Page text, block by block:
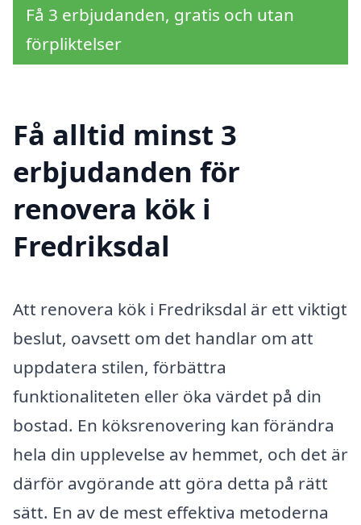
Få 3 erbjudanden, gratis och utan
förpliktelser
Få alltid minst 3
erbjudanden för
renovera kök i
Fredriksdal
Att renovera kök i Fredriksdal är ett viktigt
beslut, oavsett om det handlar om att
uppdatera stilen, förbättra
funktionaliteten eller öka värdet på din
bostad. En köksrenovering kan förändra
hela din upplevelse av hemmet, och det är
därför avgörande att göra detta på rätt
sätt. En av de mest effektiva metoderna